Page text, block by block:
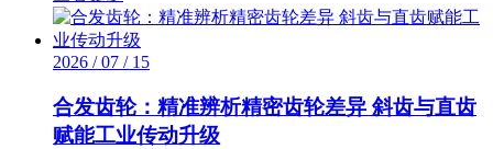
2026 / 07 / 15
合发齿轮：精准辨析精密齿轮差异 斜齿与直齿
赋能工业传动升级